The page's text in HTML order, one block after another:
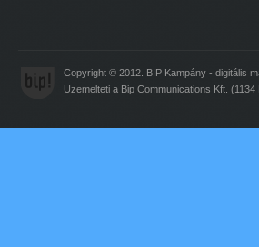
Copyright © 2012. BIP Kampány - digitális
Üzemelteti a Bip Communications Kft.